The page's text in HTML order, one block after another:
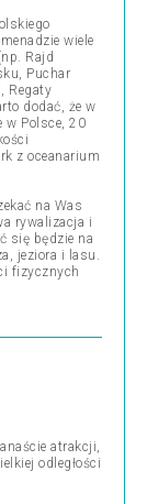
wiele
Rajd
Puchar
Regaty
dodać, że w
w Polsce, 20
z oceanarium
na Was
rywalizacja i
się będzie na
jeziora i lasu.
fizycznych
atrakcji,
odległości